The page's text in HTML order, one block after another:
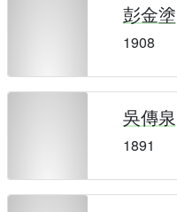
彭金塗
1908
吳傳泉
1891